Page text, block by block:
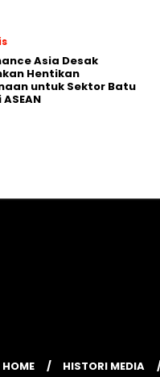
Asia Desak
Hentikan
untuk Sektor Batu
HOME HISTORI MEDIA